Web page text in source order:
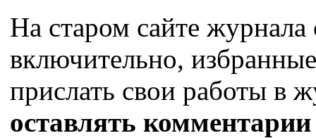
На старом сайте
включительно,
прислать свои работы в
оставлять